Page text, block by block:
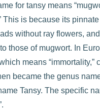
for tansy means
This is because its
without ray flowers,
those of mugwort. In
means “immortality,”
became the genus
Tansy. The specific